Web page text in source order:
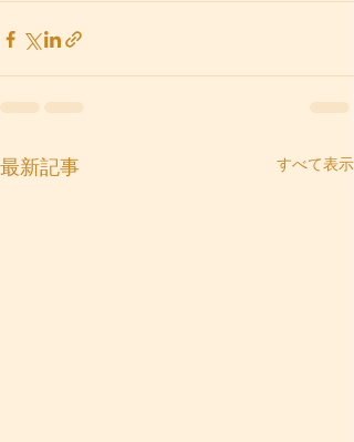
最新記事 すべて表示